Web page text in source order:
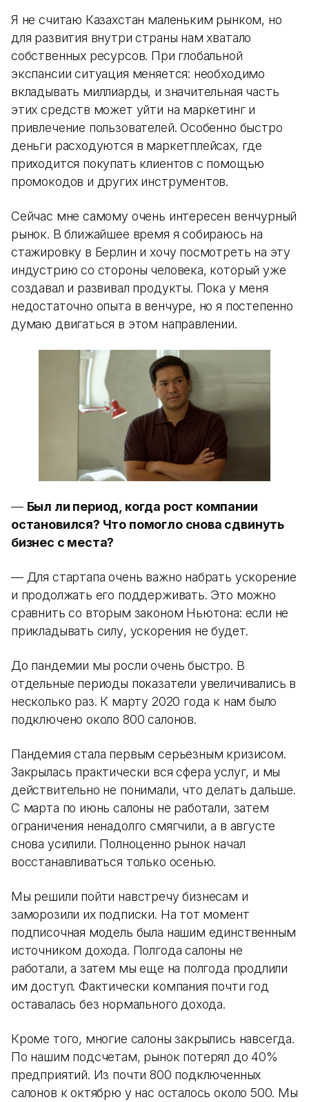
Я не считаю Казахстан маленьким рынком, но
для развития внутри страны нам хватало
собственных ресурсов. При глобальной
экспансии ситуация меняется: необходимо
вкладывать миллиарды, и значительная часть
этих средств может уйти на маркетинг и
привлечение пользователей. Особенно быстро
деньги расходуются в маркетплейсах, где
приходится покупать клиентов с помощью
промокодов и других инструментов.
Сейчас мне самому очень интересен венчурный
рынок. В ближайшее время я собираюсь на
стажировку в Берлин и хочу посмотреть на эту
индустрию со стороны человека, который уже
создавал и развивал продукты. Пока у меня
недостаточно опыта в венчуре, но я постепенно
думаю двигаться в этом направлении.
— Был ли период, когда рост компании
остановился? Что помогло снова сдвинуть
бизнес с места?
— Для стартапа очень важно набрать ускорение
и продолжать его поддерживать. Это можно
сравнить со вторым законом Ньютона: если не
прикладывать силу, ускорения не будет.
До пандемии мы росли очень быстро. В
отдельные периоды показатели увеличивались в
несколько раз. К марту 2020 года к нам было
подключено около 800 салонов.
Пандемия стала первым серьезным кризисом.
Закрылась практически вся сфера услуг, и мы
действительно не понимали, что делать дальше.
С марта по июнь салоны не работали, затем
ограничения ненадолго смягчили, а в августе
снова усилили. Полноценно рынок начал
восстанавливаться только осенью.
Мы решили пойти навстречу бизнесам и
заморозили их подписки. На тот момент
подписочная модель была нашим единственным
источником дохода. Полгода салоны не
работали, а затем мы еще на полгода продлили
им доступ. Фактически компания почти год
оставалась без нормального дохода.
Кроме того, многие салоны закрылись навсегда.
По нашим подсчетам, рынок потерял до 40%
предприятий. Из почти 800 подключенных
салонов к октябрю у нас осталось около 500. Мы